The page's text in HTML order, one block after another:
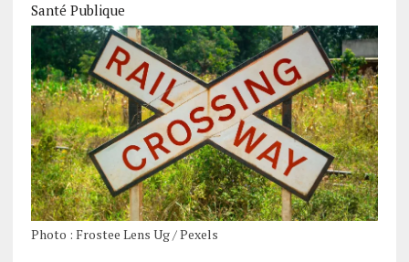
Santé Publique
Photo : Frostee Lens Ug / Pexels